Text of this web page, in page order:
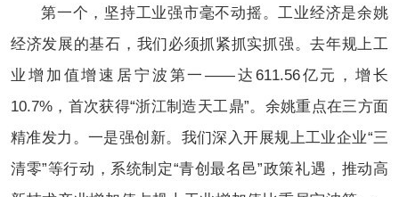
第一个，坚持工业强市毫不动摇。工业经济是余姚
经济发展的基石，我们必须抓紧抓实抓强。去年规上工
业增加值增速居宁波第一——达611.56亿元，增长
10.7%，首次获得“浙江制造天工鼎”。余姚重点在三方面
精准发力。一是强创新。我们深入开展规上工业企业“三
清零”等行动，系统制定“青创最名邑”政策礼遇，推动高